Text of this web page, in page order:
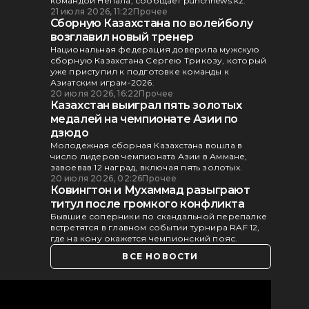
21 июля 2026, 11:22Прочее
Сборную Казахстана по волейболу
возглавил новый тренер
Национальная федерация доверила мужскую
сборную Казахстана Сергею Трикозу, который
уже приступил к подготовке команды к
Азиатским играм-2026.
20 июля 2026, 16:22Прочее
Казахстан выиграл пять золотых
медалей на чемпионате Азии по
дзюдо
Молодежная сборная Казахстана вошла в
число лидеров чемпионата Азии в Аммане,
завоевав 12 наград, включая пять золотых.
20 июля 2026, 02:26Прочее
Ковингтон и Мухаммад разыграют
титул после громкого конфликта
Бывшие соперники по скандальной перепалке
встретятся в главном событии турнира RAF 12,
где на кону окажется чемпионский пояс.
ВСЕ НОВОСТИ